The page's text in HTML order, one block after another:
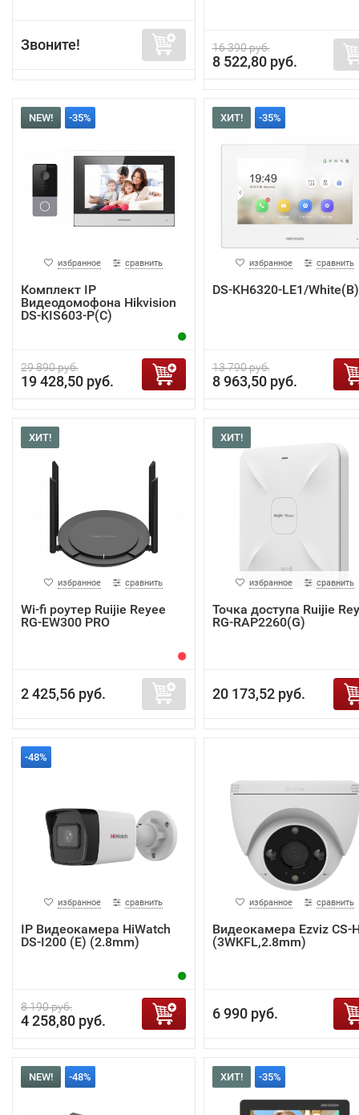
Звоните! 16 390 руб.
8 522,80 руб.
NEW! -35%
избранное сравнить
Комплект IP
Видеодомофона Hikvision
DS-KIS603-P(C)
29 890 руб.
19 428,50 руб.
ХИТ! -35%
избранное сравнить
DS-KH6320-LE1/White(B)
13 790 руб.
8 963,50 руб.
ХИТ!
избранное сравнить
Wi-fi роутер Ruijie Reyee
RG-EW300 PRO
2 425,56 руб.
ХИТ!
избранное сравнить
Точка доступа Ruijie
RG-RAP2260(G)
20 173,52 руб.
-48%
избранное сравнить
IP Видеокамера HiWatch
DS-I200 (E) (2.8mm)
8 190 руб.
4 258,80 руб.
избранное сравнить
Видеокамера Ezviz CS-
(3WKFL,2.8mm)
6 990 руб.
NEW! -48% ХИТ! -35%